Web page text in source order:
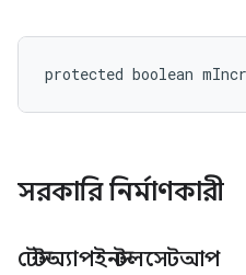
protected boolean
সরকারি নির্মাণকারী
টেস্টঅ্যাপইনস্টলসেটআপ